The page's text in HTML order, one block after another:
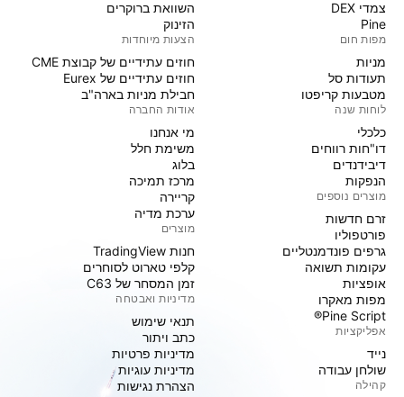
צמדי DEX
Pine
מפות חום
מניות‏
תעודות סל
מטבעות קריפטו
לוחות שנה
כלכלי
דו"חות רווחים
דיבידנדים
הנפקות
מוצרים נוספים
זרם חדשות
פורטפוליו
גרפים פונדמנטליים
עקומות תשואה
אופציות
מפות מאקרו
Pine Script®
אפליקציות
נייד
שולחן עבודה
קהילה
השוואת ברוקרים
הזינוק
הצעות מיוחדות
חוזים עתידיים של קבוצת CME
חוזים עתידיים של Eurex
חבילת מניות בארה"ב
אודות החברה
מי אנחנו
משימת חלל
בלוג
מרכז תמיכה
קריירה
ערכת מדיה
מוצרים
חנות TradingView
קלפי טארוט לסוחרים
זמן המסחר של C63
מדיניות ואבטחה
תנאי שימוש
כתב ויתור
מדיניות פרטיות
מדיניות עוגיות
הצהרת נגישות